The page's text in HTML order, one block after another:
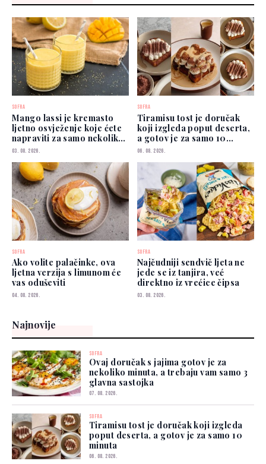
SOFRA
Mango lassi je kremasto
ljetno osvježenje koje ćete
napraviti za samo nekoliko
minuta
03. 08. 2026.
SOFRA
Tiramisu tost je doručak
koji izgleda poput deserta,
a gotov je za samo 10
minuta
06. 08. 2026.
SOFRA
Ako volite palačinke, ova
ljetna verzija s limunom će
vas oduševiti
04. 08. 2026.
SOFRA
Najčudniji sendvič ljeta ne
jede se iz tanjira, već
direktno iz vrećice čipsa
03. 08. 2026.
Najnovije
SOFRA
Ovaj doručak s jajima gotov je za
nekoliko minuta, a trebaju vam samo 3
glavna sastojka
07. 08. 2026.
SOFRA
Tiramisu tost je doručak koji izgleda
poput deserta, a gotov je za samo 10
minuta
06. 08. 2026.